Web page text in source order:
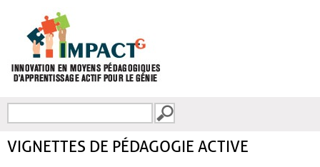
FORMULAIRE DE
VIGNETTES DE PÉDAGOGIE ACTIVE